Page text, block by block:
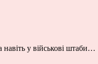
навіть у військові штаби…